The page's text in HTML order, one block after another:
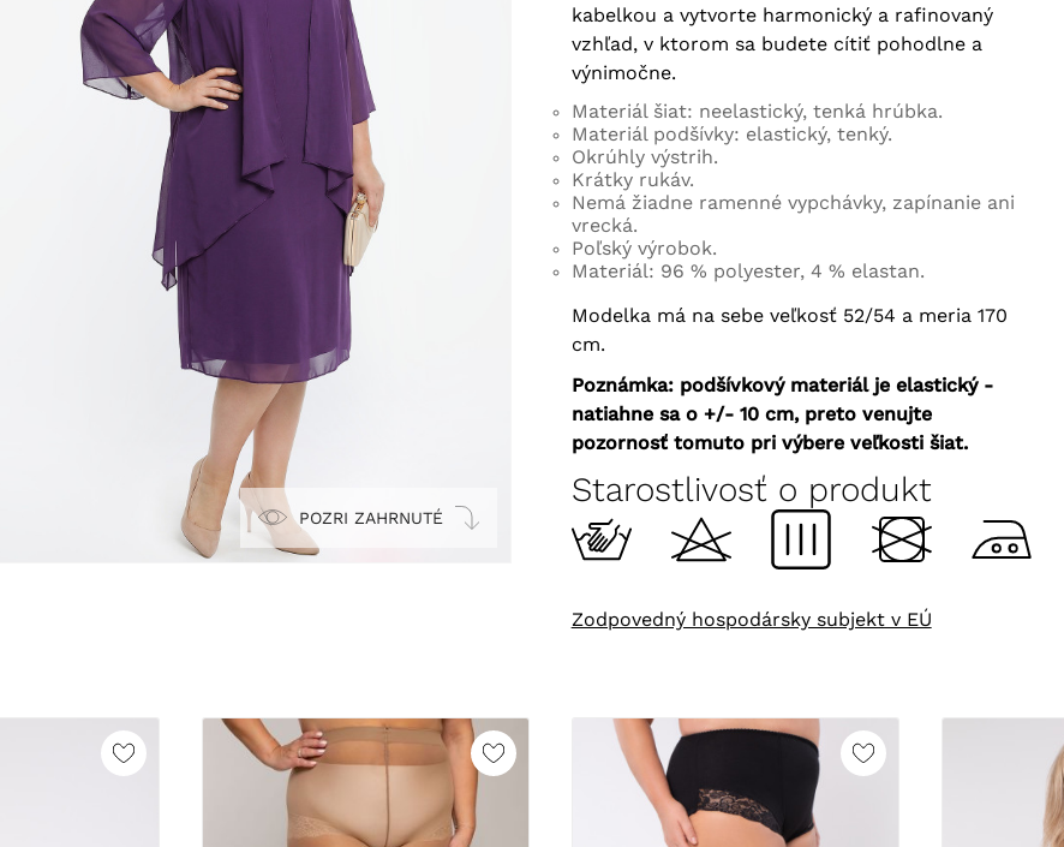
POZRI ZAHRNUTÉ
kabelkou a vytvorte harmonický a rafinovaný
vzhľad, v ktorom sa budete cítiť pohodlne a
výnimočne.
Materiál šiat: neelastický, tenká hrúbka.
Materiál podšívky: elastický, tenký.
Okrúhly výstrih.
Krátky rukáv.
Nemá žiadne ramenné vypchávky, zapínanie ani
vrecká.
Poľský výrobok.
Materiál: 96 % polyester, 4 % elastan.
Modelka má na sebe veľkosť 52/54 a meria 170
cm.
Poznámka: podšívkový materiál je elastický -
natiahne sa o +/- 10 cm, preto venujte
pozornosť tomuto pri výbere veľkosti šiat.
Starostlivosť o produkt
Zodpovedný hospodársky subjekt v EÚ